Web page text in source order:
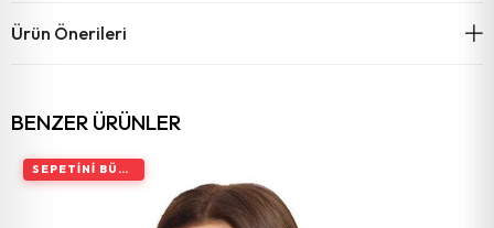
Ürün Önerileri
BENZER ÜRÜNLER
SEPETINI BÜYÜT, İNDIRIMI ARTIR